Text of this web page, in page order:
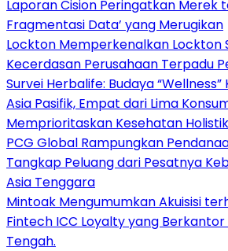
Laporan Cision Peringatkan Merek
Fragmentasi Data’ yang Merugikan
Lockton Memperkenalkan Lockton
Kecerdasan Perusahaan Terpadu
Survei Herbalife: Budaya
Asia Pasifik, Empat dari Lima
Memprioritaskan Kesehatan Holistik
PCG Global Rampungkan
Tangkap Peluang dari Pesatnya
Asia Tenggara
Mintoak Mengumumkan Akuisisi
Fintech ICC Loyalty yang Berkantor
Tengah.